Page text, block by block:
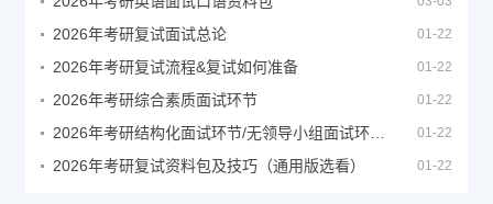
2026年考研复试面试总论 01-22
2026年考研复试流程&复试如何准备 01-22
2026年考研综合素质面试环节 01-22
01-22
2026年考研复试资料包及技巧（通用版选看） 01-22